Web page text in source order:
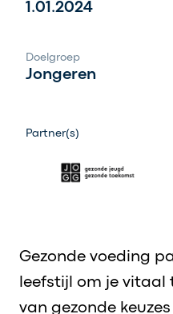
1.01.2024
Doelgroep
Jongeren
Partner(s)
Gezonde voeding
leefstijl om je vitaal
van gezonde